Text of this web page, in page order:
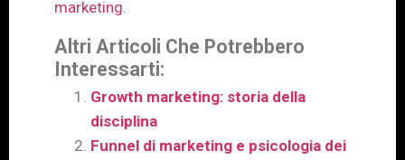
marketing
Altri Articoli Che Potrebbero
Interessarti:
Growth marketing: storia della
disciplina
Funnel di marketing e psicologia dei